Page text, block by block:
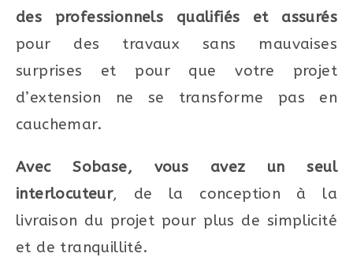
des professionnels qualifiés et assurés
pour des travaux sans mauvaises
surprises et pour que votre projet
d’extension ne se transforme pas en
cauchemar.
Avec Sobase, vous avez un seul
interlocuteur, de la conception à la
livraison du projet pour plus de simplicité
et de tranquillité.